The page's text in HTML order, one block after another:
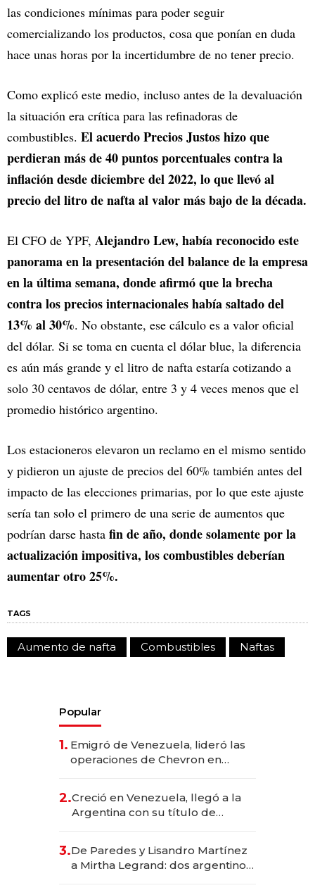
las condiciones mínimas para poder seguir
comercializando los productos, cosa que ponían en duda
hace unas horas por la incertidumbre de no tener precio.
Como explicó este medio, incluso antes de la devaluación
la situación era crítica para las refinadoras de
combustibles. El acuerdo Precios Justos hizo que
perdieran más de 40 puntos porcentuales contra la
inflación desde diciembre del 2022, lo que llevó al
precio del litro de nafta al valor más bajo de la década.
El CFO de YPF, Alejandro Lew, había reconocido este
panorama en la presentación del balance de la empresa
en la última semana, donde afirmó que la brecha
contra los precios internacionales había saltado del
13% al 30%. No obstante, ese cálculo es a valor oficial
del dólar. Si se toma en cuenta el dólar blue, la diferencia
es aún más grande y el litro de nafta estaría cotizando a
solo 30 centavos de dólar, entre 3 y 4 veces menos que el
promedio histórico argentino.
Los estacioneros elevaron un reclamo en el mismo sentido
y pidieron un ajuste de precios del 60% también antes del
impacto de las elecciones primarias, por lo que este ajuste
sería tan solo el primero de una serie de aumentos que
podrían darse hasta fin de año, donde solamente por la
actualización impositiva, los combustibles deberían
aumentar otro 25%.
TAGS
Aumento de nafta Combustibles Naftas
Popular
1. Emigró de Venezuela, lideró las
operaciones de Chevron en
2.Creció en Venezuela, llegó a la
Argentina con su título de
las marcas "fast premium"
3.De Paredes y Lisandro Martínez
a Mirtha Legrand: dos argentinos